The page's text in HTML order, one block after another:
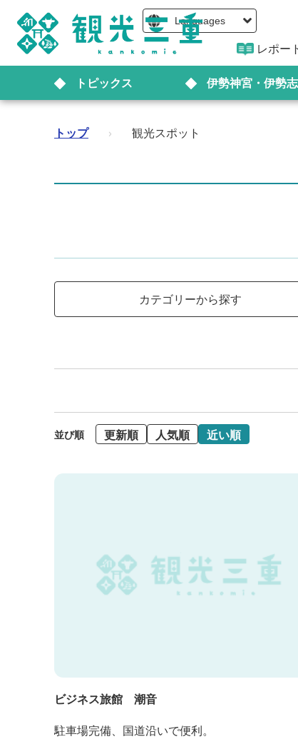
Languages
レポー
トピックス 伊勢神宮・伊勢
トップ › 観光スポット
カテゴリーから探す
並び順 更新順 人気順 近い順
ビジネス旅館 潮音
駐車場完備、国道沿いで便利。